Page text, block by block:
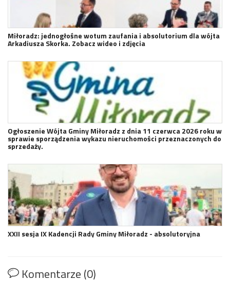
Miłoradz: jednogłośne wotum zaufania i absolutorium dla wójta
Arkadiusza Skorka. Zobacz wideo i zdjęcia
Ogłoszenie Wójta Gminy Miłoradz z dnia 11 czerwca 2026 roku w
sprawie sporządzenia wykazu nieruchomości przeznaczonych do
sprzedaży.
XXII sesja IX Kadencji Rady Gminy Miłoradz - absolutoryjna
Komentarze (0)